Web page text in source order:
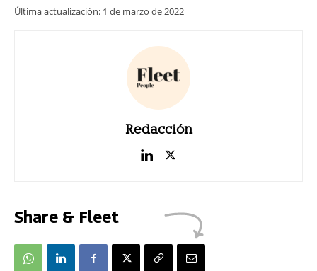
Última actualización: 1 de marzo de 2022
Redacción
Share & Fleet